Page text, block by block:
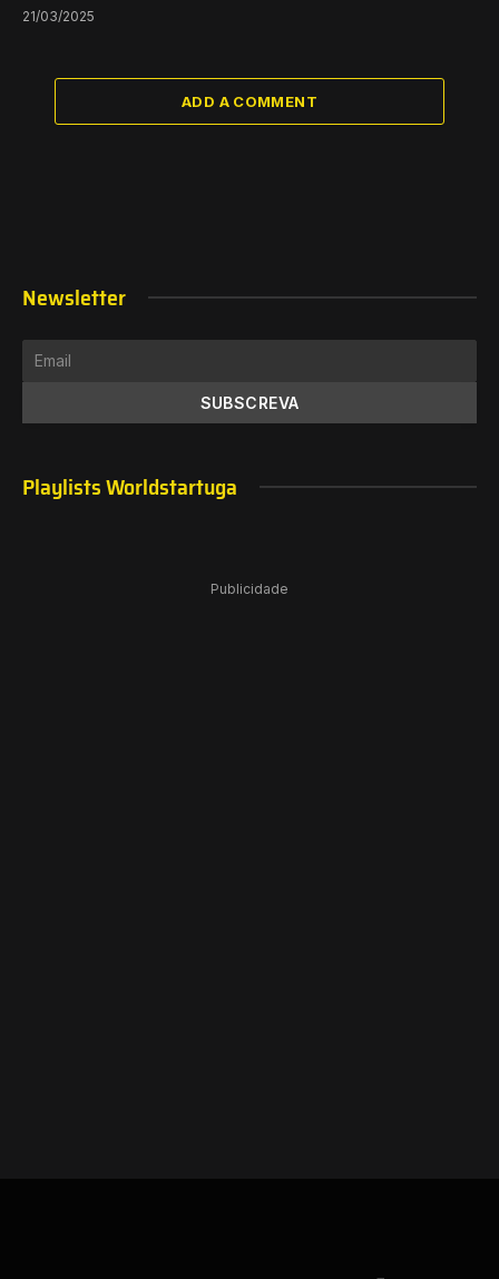
21/03/2025
ADD A COMMENT
Newsletter
Playlists Worldstartuga
Publicidade